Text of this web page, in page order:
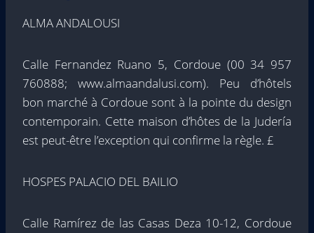
ALMA ANDALOUSI
Calle Fernandez Ruano 5, Cordoue (00 34 957
760888; www.almaandalusi.com). Peu d’hôtels
bon marché à Cordoue sont à la pointe du design
contemporain. Cette maison d’hôtes de la Judería
est peut-être l’exception qui confirme la règle. £
HOSPES PALACIO DEL BAILIO
Calle Ramírez de las Casas Deza 10-12, Cordoue